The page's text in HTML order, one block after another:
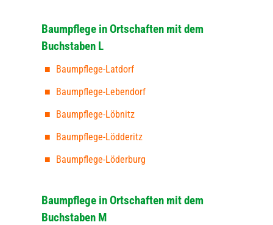
Baumpflege in Ortschaften mit dem
Buchstaben L
Baumpflege-Latdorf
Baumpflege-Lebendorf
Baumpflege-Löbnitz
Baumpflege-Lödderitz
Baumpflege-Löderburg
Baumpflege in Ortschaften mit dem
Buchstaben M